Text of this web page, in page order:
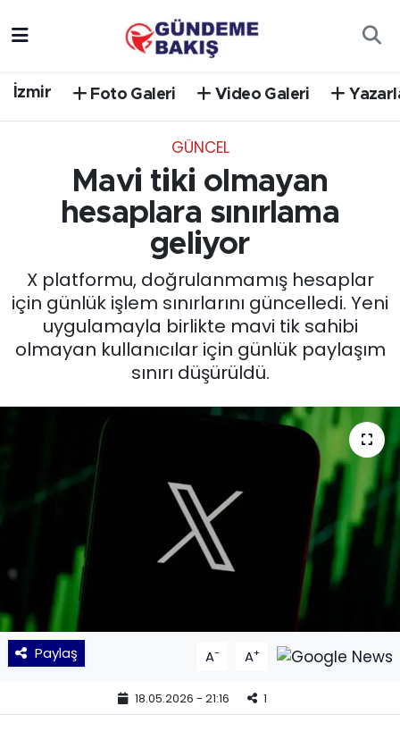
İzmir Foto Galeri Video Galeri
GÜNCEL
Mavi tiki olmayan
hesaplara sınırlama
geliyor
X platformu, doğrulanmamış hesaplar
için günlük işlem sınırlarını güncelledi. Yeni
uygulamayla birlikte mavi tik sahibi
olmayan kullanıcılar için günlük paylaşım
sınırı düşürüldü.
Paylaş A- A+
18.05.2026 - 21:16 1
EGE
EKONOMİ
English News
KÜLTÜR SANAT
MAGAZİN
POLİTİKA
SAĞLIK
Siyaset
SPOR
TEKNOLOJİ
Süper Lig Puan Durumu ve Fikstür
Tüm Manşetler
Son Dakika Haberleri
Haber Arşivi